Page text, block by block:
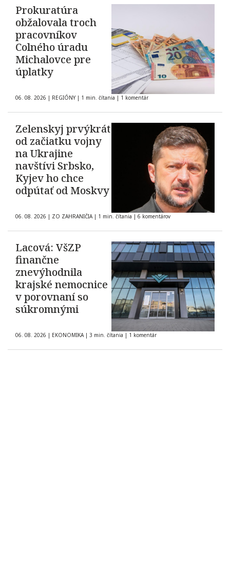
Prokuratúra
obžalovala troch
pracovníkov
Colného úradu
Michalovce pre
úplatky
06. 08. 2026 | REGIÓNY | 1 min. čítania | 1 komentár
Zelenskyj prvýkrát
od začiatku vojny
na Ukrajine
navštívi Srbsko,
Kyjev ho chce
odpútať od Moskvy
06. 08. 2026 | ZO ZAHRANIČIA | 1 min. čítania | 6 komentárov
Lacová: VšZP
finančne
znevýhodnila
krajské nemocnice
v porovnaní so
súkromnými
06. 08. 2026 | EKONOMIKA | 3 min. čítania | 1 komentár